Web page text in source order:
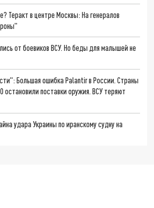
Теракт в центре Москвы: На генералов
от боевиков ВСУ. Но беды для малышей не
Большая ошибка Palantir в России. Страны
остановили поставки оружия. ВСУ теряют
удара Украины по иранскому судну на